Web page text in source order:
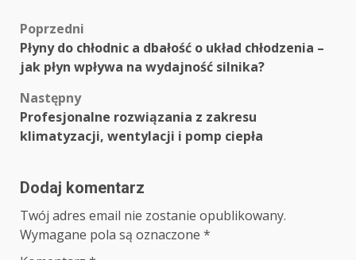
Zobacz
wpisy
Poprzedni
Płyny do chłodnic a dbałość o układ chłodzenia –
jak płyn wpływa na wydajność silnika?
Następny
Profesjonalne rozwiązania z zakresu
klimatyzacji, wentylacji i pomp ciepła
Dodaj komentarz
Twój adres email nie zostanie opublikowany.
Wymagane pola są oznaczone *